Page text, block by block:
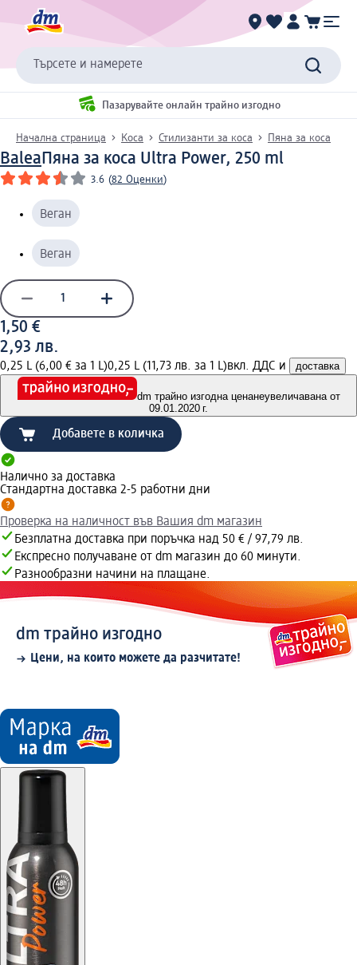
Търсете и намерете
Пазарувайте онлайн трайно изгодно
Начална страница Коса Стилизанти за коса Пяна за коса
BaleaПяна за коса Ultra Power, 250 ml
3.6 (82 Оценки)
Веган
Веган
1,50 €
2,93 лв.
0,25 L (6,00 € за 1 L)0,25 L (11,73 лв. за 1 L)вкл. ДДС и доставка
dm трайно изгодна ценанеувеличавана от
09.01.2020 г.
Добавете в количка
Налично за доставка
Стандартна доставка 2-5 работни дни
Проверка на наличност във Вашия dm магазин
Безплатна доставка при поръчка над 50 € / 97,79 лв.
Експресно получаване от dm магазин до 60 минути.
Разнообразни начини на плащане.
dm трайно изгодно
Цени, на които можете да разчитате!